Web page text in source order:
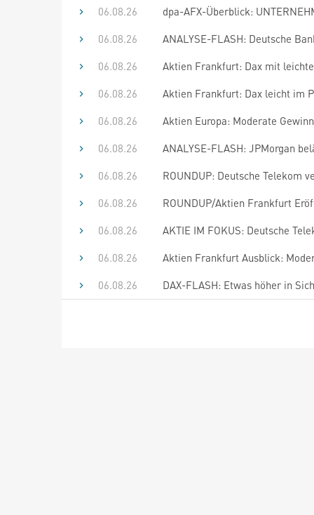
06.08.26
dpa-AFX-Überblick:
06.08.26
ANALYSE-FLASH: Deutsche
06.08.26
Aktien Frankfurt: Dax mit
06.08.26
Aktien Frankfurt: Dax leicht im
06.08.26
Aktien Europa: Moderate
06.08.26
ANALYSE-FLASH: JPMorgan
06.08.26
ROUNDUP: Deutsche Telekom
06.08.26
ROUNDUP/Aktien Frankfurt
06.08.26
AKTIE IM FOKUS: Deutsche
06.08.26
Aktien Frankfurt Ausblick:
06.08.26
DAX-FLASH: Etwas höher in